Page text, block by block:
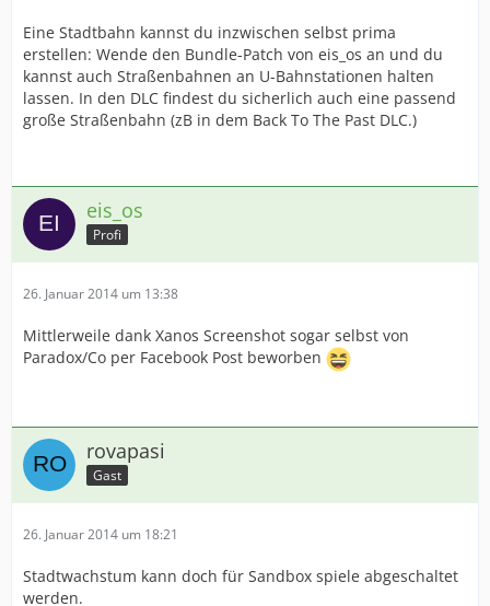
Eine Stadtbahn kannst du inzwischen selbst prima
erstellen: Wende den Bundle-Patch von eis_os an und du
kannst auch Straßenbahnen an U-Bahnstationen halten
lassen. In den DLC findest du sicherlich auch eine passend
große Straßenbahn (zB in dem Back To The Past DLC.)
eis_os
Profi
26. Januar 2014 um 13:38
Mittlerweile dank Xanos Screenshot sogar selbst von
Paradox/Co per Facebook Post beworben
rovapasi
Gast
26. Januar 2014 um 18:21
Stadtwachstum kann doch für Sandbox spiele abgeschaltet
werden.